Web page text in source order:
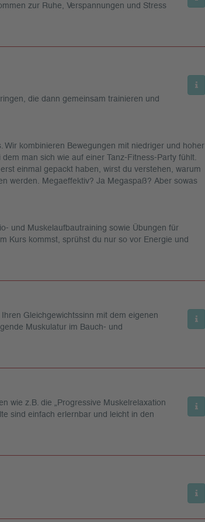
zur Ruhe, Verspannungen und Stress
die dann gemeinsam trainieren und
kombinieren Bewegungen mit niedriger und hoher
man sich wie auf einer Tanz-Fitness-Party fühlt.
einmal gepackt haben, wirst du verstehen, warum
werden. Megaeffektiv? Ja Megaspaß? Aber sowas
und Muskelaufbautraining sowie Übungen für
Kurs kommst, sprühst du nur so vor Energie und
Gleichgewichtssinn mit dem eigenen
Muskulatur im Bauch- und
wie z.B. die „Progressive Muskelrelaxation
sind einfach erlernbar und leicht in den